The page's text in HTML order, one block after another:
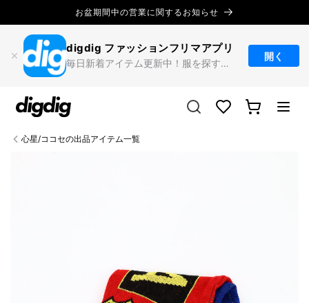
進む
お盆期間中の営業に関するお知らせ
digdig ファッションフリマアプリ
毎日新着アイテム更新中！服を探すならdigdig
開く
Translation missing:
ja.sections.header.favorites
ー
心星/ココセの出品アイテム一覧